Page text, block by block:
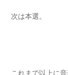
次は本選。
これまで以上に